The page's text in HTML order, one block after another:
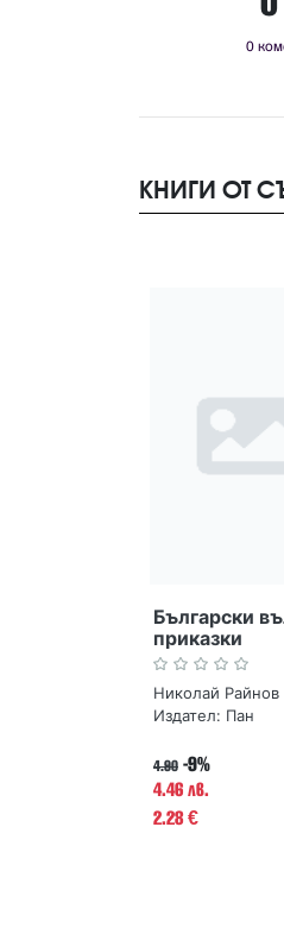
0
КНИГИ ОТ
Български
приказки
Николай Райнов
Издател: Пан
4.90 -9%
4.46 лв.
2.28€